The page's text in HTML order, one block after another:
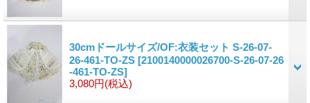
30cmドールサイズ/OF:衣装セット S-26-07-
26-461-TO-ZS [2100140000026700-S-26-07-26
-461-TO-ZS]
3,080円(税込)